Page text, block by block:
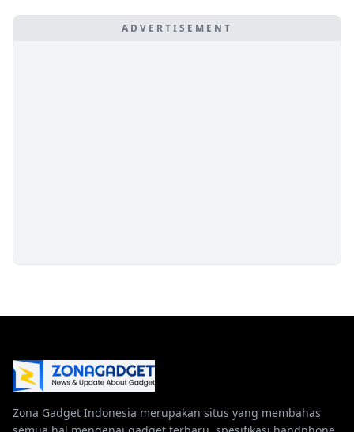
ADVERTISEMENT
Zona Gadget Indonesia merupakan situs yang membahas